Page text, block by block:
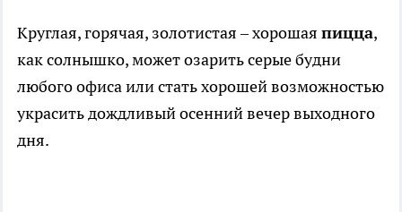
Круглая, горячая, золотистая – хорошая пицца,
как солнышко, может озарить серые будни
любого офиса или стать хорошей возможностью
украсить дождливый осенний вечер выходного
дня.